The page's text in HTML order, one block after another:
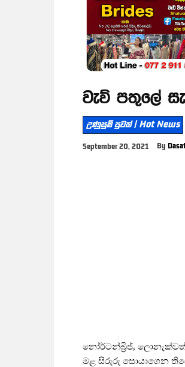
වැව් පතුලේ
උණුසුම් පුවත් | Hot News
September 20, 2021 By
නෝර්ටන්බ්‍රිජ්,
මළ සිරුරු සොයාගෙන